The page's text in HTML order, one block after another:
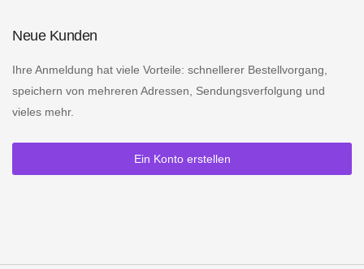
Neue Kunden
Ihre Anmeldung hat viele Vorteile: schnellerer Bestellvorgang,
speichern von mehreren Adressen, Sendungsverfolgung und
vieles mehr.
Ein Konto erstellen